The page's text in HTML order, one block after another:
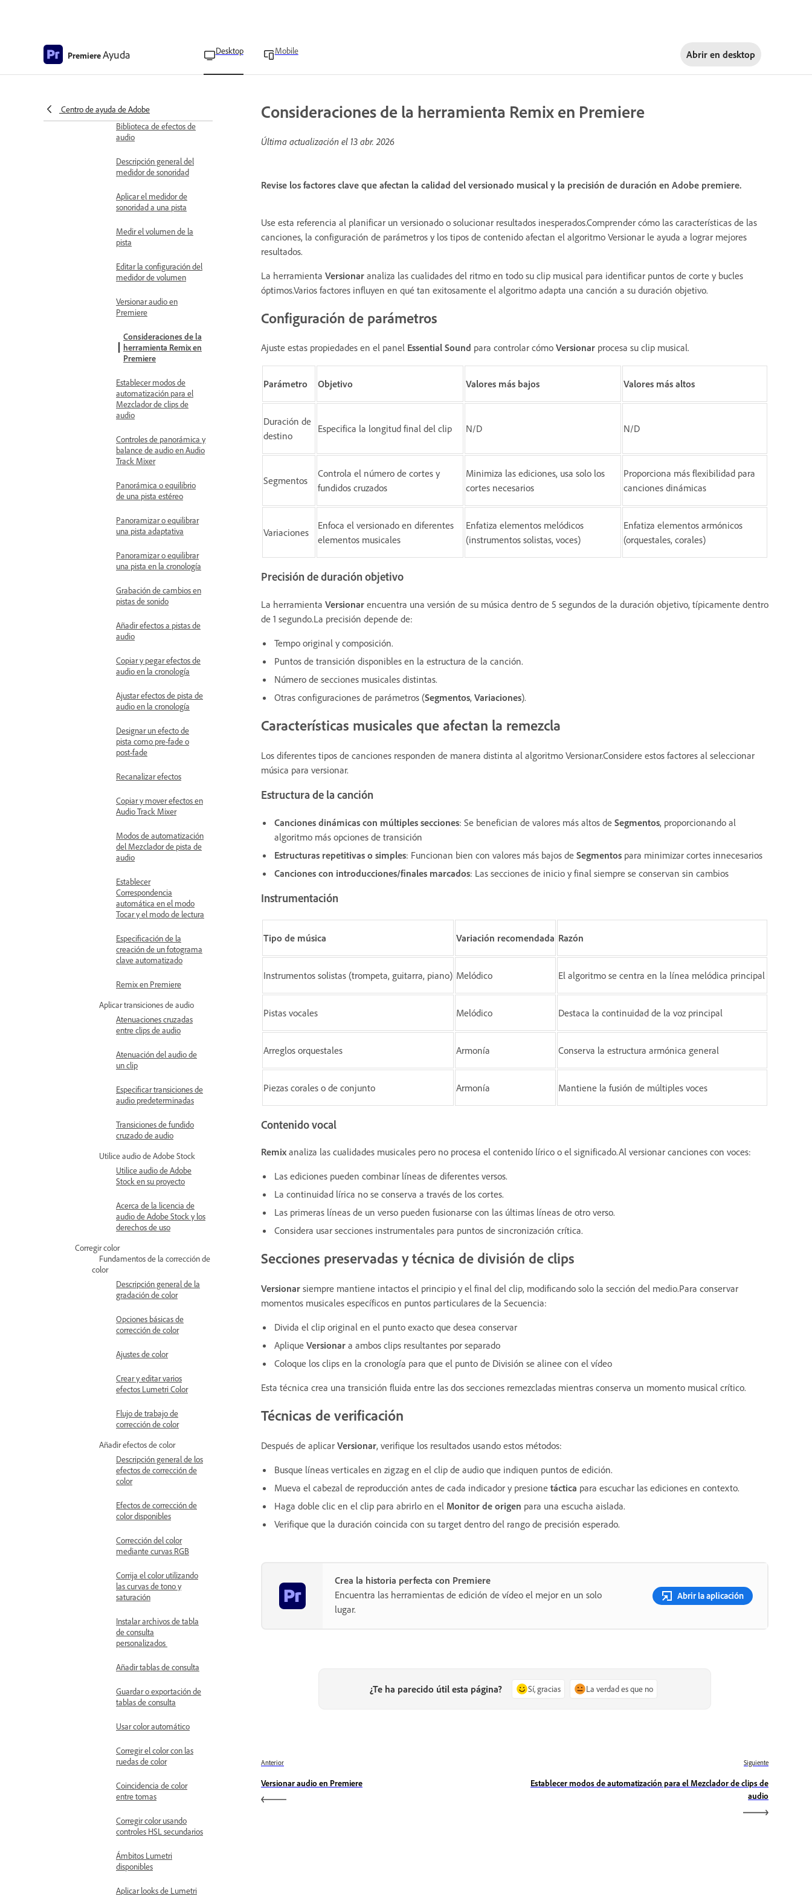
PremiereAyuda Desktop Mobile Abrir en desktop
Centro de ayuda de Adobe
Mejorar la voz
Aplicación de efectos de audio
Biblioteca de efectos de
audio
Descripción general del
medidor de sonoridad
Aplicar el medidor de
sonoridad a una pista
Medir el volumen de la
pista
Editar la configuración del
medidor de volumen
Versionar audio en
Premiere
Consideraciones de la
herramienta Remix en
Premiere
Establecer modos de
automatización para el
Mezclador de clips de
audio
Controles de panorámica y
balance de audio en Audio
Track Mixer
Panorámica o equilibrio
de una pista estéreo
Panoramizar o equilibrar
una pista adaptativa
Panoramizar o equilibrar
una pista en la cronología
Grabación de cambios en
pistas de sonido
Añadir efectos a pistas de
audio
Copiar y pegar efectos de
audio en la cronología
Ajustar efectos de pista de
audio en la cronología
Designar un efecto de
pista como pre-fade o
post-fade
Recanalizar efectos
Copiar y mover efectos en
Audio Track Mixer
Modos de automatización
del Mezclador de pista de
audio
Establecer
Correspondencia
automática en el modo
Tocar y el modo de lectura
Especificación de la
creación de un fotograma
clave automatizado
Remix en Premiere
Aplicar transiciones de audio
Atenuaciones cruzadas
entre clips de audio
Atenuación del audio de
un clip
Especificar transiciones de
audio predeterminadas
Transiciones de fundido
cruzado de audio
Utilice audio de Adobe Stock
Utilice audio de Adobe
Stock en su proyecto
Acerca de la licencia de
audio de Adobe Stock y los
derechos de uso
Corregir color
Fundamentos de la corrección de
color
Descripción general de la
gradación de color
Opciones básicas de
corrección de color
Ajustes de color
Crear y editar varios
efectos Lumetri Color
Flujo de trabajo de
corrección de color
Añadir efectos de color
Descripción general de los
efectos de corrección de
color
Efectos de corrección de
color disponibles
Corrección del color
mediante curvas RGB
Corrija el color utilizando
las curvas de tono y
saturación
Instalar archivos de tabla
de consulta
personalizados
Añadir tablas de consulta
Guardar o exportación de
tablas de consulta
Usar color automático
Corregir el color con las
ruedas de color
Coincidencia de color
entre tomas
Corregir color usando
controles HSL secundarios
Ámbitos Lumetri
disponibles
Aplicar looks de Lumetri
Consideraciones de la herramienta Remix en Premiere
Última actualización el 13 abr. 2026
Revise los factores clave que afectan la calidad del versionado musical y la precisión de duración en Adobe premiere.
Use esta referencia al planificar un versionado o solucionar resultados inesperados.Comprender cómo las características de las
canciones, la configuración de parámetros y los tipos de contenido afectan el algoritmo Versionar le ayuda a lograr mejores
resultados.
La herramienta Versionar analiza las cualidades del ritmo en todo su clip musical para identificar puntos de corte y bucles
óptimos.Varios factores influyen en qué tan exitosamente el algoritmo adapta una canción a su duración objetivo.
Configuración de parámetros
Ajuste estas propiedades en el panel Essential Sound para controlar cómo Versionar procesa su clip musical.
Parámetro Objetivo Valores más bajos Valores más altos
Duración de
destino
Especifica la longitud final del clip N/D N/D
Segmentos
Controla el número de cortes y
fundidos cruzados
Minimiza las ediciones, usa solo los
cortes necesarios
Proporciona más flexibilidad para
canciones dinámicas
Variaciones
Enfoca el versionado en diferentes
elementos musicales
Enfatiza elementos melódicos
(instrumentos solistas, voces)
Enfatiza elementos armónicos
(orquestales, corales)
Precisión de duración objetivo
La herramienta Versionar encuentra una versión de su música dentro de 5 segundos de la duración objetivo, típicamente dentro
de 1 segundo.La precisión depende de:
Tempo original y composición.
Puntos de transición disponibles en la estructura de la canción.
Número de secciones musicales distintas.
Otras configuraciones de parámetros (Segmentos, Variaciones).
Características musicales que afectan la remezcla
Los diferentes tipos de canciones responden de manera distinta al algoritmo Versionar.Considere estos factores al seleccionar
música para versionar.
Estructura de la canción
Canciones dinámicas con múltiples secciones: Se benefician de valores más altos de Segmentos, proporcionando al
algoritmo más opciones de transición
Estructuras repetitivas o simples: Funcionan bien con valores más bajos de Segmentos para minimizar cortes innecesarios
Canciones con introducciones/finales marcados: Las secciones de inicio y final siempre se conservan sin cambios
Instrumentación
Tipo de música Variación recomendada Razón
Instrumentos solistas (trompeta, guitarra, piano) Melódico El algoritmo se centra en la línea melódica principal
Pistas vocales Melódico Destaca la continuidad de la voz principal
Arreglos orquestales Armonía Conserva la estructura armónica general
Piezas corales o de conjunto Armonía Mantiene la fusión de múltiples voces
Contenido vocal
Remixanaliza las cualidades musicales pero no procesa el contenido lírico o el significado.Al versionar canciones con voces:
Las ediciones pueden combinar líneas de diferentes versos.
La continuidad lírica no se conserva a través de los cortes.
Las primeras líneas de un verso pueden fusionarse con las últimas líneas de otro verso.
Considera usar secciones instrumentales para puntos de sincronización crítica.
Secciones preservadas y técnica de división de clips
Versionar siempre mantiene intactos el principio y el final del clip, modificando solo la sección del medio.Para conservar
momentos musicales específicos en puntos particulares de la Secuencia:
Divida el clip original en el punto exacto que desea conservar
Aplique Versionar a ambos clips resultantes por separado
Coloque los clips en la cronología para que el punto de División se alinee con el vídeo
Esta técnica crea una transición fluida entre las dos secciones remezcladas mientras conserva un momento musical crítico.
Técnicas de verificación
Después de aplicar Versionar, verifique los resultados usando estos métodos:
Busque líneas verticales en zigzag en el clip de audio que indiquen puntos de edición.
Mueva el cabezal de reproducción antes de cada indicador y presione táctica para escuchar las ediciones en contexto.
Haga doble clic en el clip para abrirlo en el Monitor de origen para una escucha aislada.
Verifique que la duración coincida con su target dentro del rango de precisión esperado.
Crea la historia perfecta con Premiere
Encuentra las herramientas de edición de vídeo el mejor en un solo
lugar.
Abrir la aplicación
¿Te ha parecido útil esta página? Sí, gracias La verdad es que no
Anterior
Versionar audio en Premiere
Siguiente
Establecer modos de automatización para el Mezclador de clips de
audio